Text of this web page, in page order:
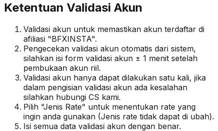
Ketentuan Validasi Akun
Validasi akun untuk memastikan akun terdaftar di
afiliasi "BFXINSTA".
Pengecekan validasi akun otomatis dari sistem,
silahkan isi form validasi akun ± 1 menit setelah
pembukaan akun riil.
Validasi akun hanya dapat dilakukan satu kali, jika
dalam pengisian validasi akun ada kesalahan
silahkan hubungi CS kami.
Pilih "Jenis Rate" untuk menentukan rate yang
ingin anda gunakan (Jenis rate tidak dapat di ubah).
Isi semua data validasi akun dengan benar.